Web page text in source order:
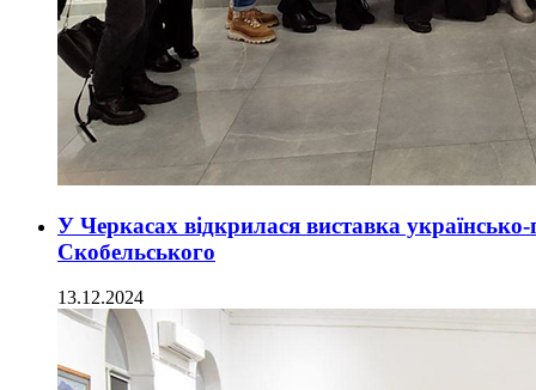
У Черкасах відкрилася виставка
Скобельського
13.12.2024